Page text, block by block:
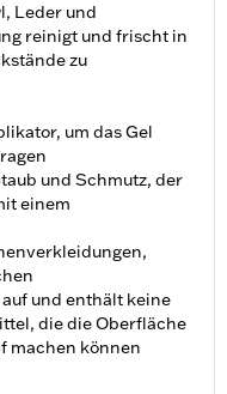
Leder und
reinigt und frischt in
zu
um das Gel
und Schmutz, der
einem
und enthält keine
die die Oberfläche
machen können